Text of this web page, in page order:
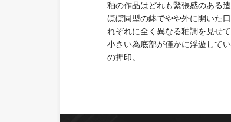
釉の作品はどれも緊張感のある
ほぼ同型の鉢でやや外に開いた
れぞれに全く異なる釉調を見せ
小さい為底部が僅かに浮遊して
の押印。